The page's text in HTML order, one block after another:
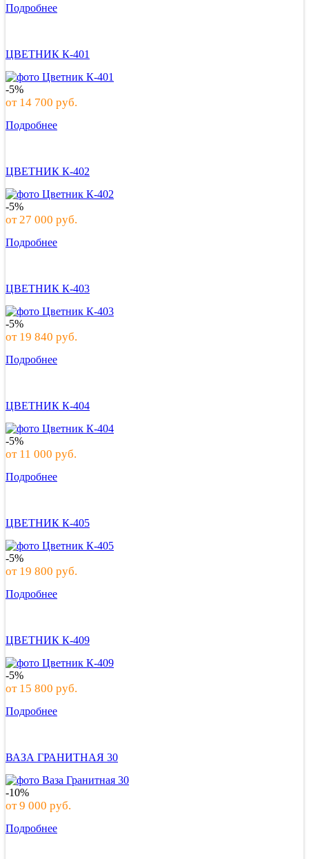
Подробнее
ЦВЕТНИК К-401
-5%
от 14 700 руб.
Подробнее
ЦВЕТНИК К-402
-5%
от27 000 руб.
Подробнее
ЦВЕТНИК К-403
-5%
от 19 840 руб.
Подробнее
ЦВЕТНИК К-404
-5%
от 11 000 руб.
Подробнее
ЦВЕТНИК К-405
-5%
от 19 800 руб.
Подробнее
ЦВЕТНИК К-409
-5%
от 15 800 руб.
Подробнее
ВАЗА ГРАНИТНАЯ 30
-10%
от9 000 руб.
Подробнее